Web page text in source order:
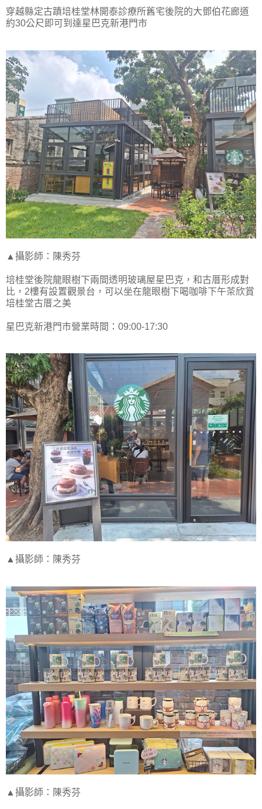
穿越縣定古蹟培桂堂林開泰診療所舊宅後院的大鄧伯花廊道
約30公尺即可到達星巴克新港門市
▲攝影師：陳秀芬
培桂堂後院龍眼樹下兩間透明玻璃屋星巴克，和古厝形成對
比，2樓有設置觀景台，可以坐在龍眼樹下喝咖啡下午茶欣賞
培桂堂古厝之美
星巴克新港門市營業時間：09:00-17:30
▲攝影師：陳秀芬
▲攝影師：陳秀芬